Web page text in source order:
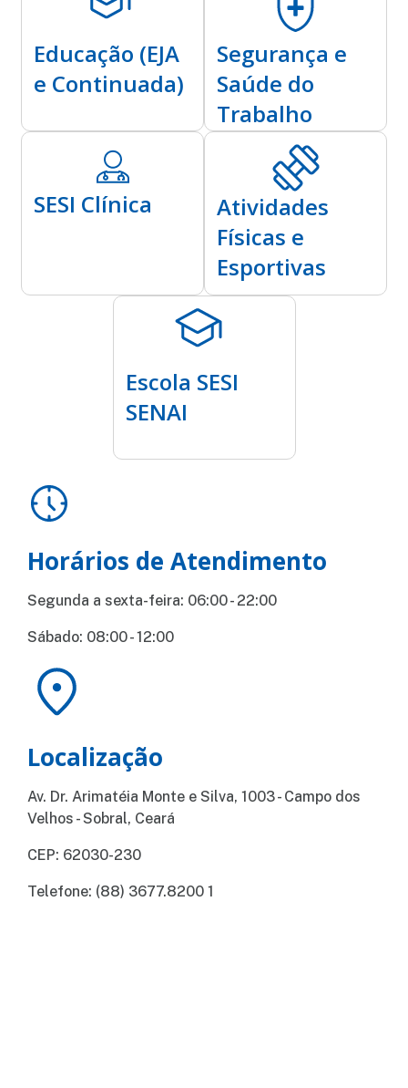
Educação (EJA
e Continuada)
Segurança e
Saúde do
Trabalho
SESI Clínica
Atividades
Físicas e
Esportivas
Escola SESI
SENAI
Horários de Atendimento
Segunda a sexta-feira: 06:00 - 22:00
Sábado: 08:00 - 12:00
Localização
Av. Dr. Arimatéia Monte e Silva, 1003 - Campo dos
Velhos - Sobral, Ceará
CEP: 62030-230
Telefone: (88) 3677.8200 1